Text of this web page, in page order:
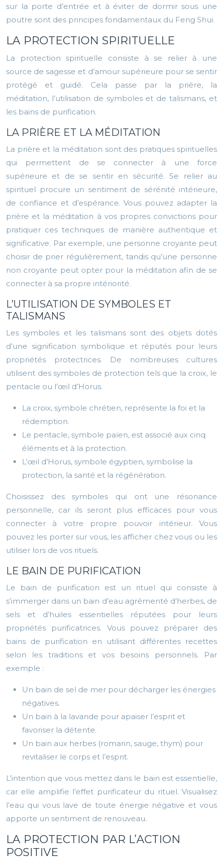
sur la porte d’entrée et à éviter de dormir sous une
poutre sont des principes fondamentaux du Feng Shui.
LA PROTECTION SPIRITUELLE
La protection spirituelle consiste à se relier à une
source de sagesse et d’amour supérieure pour se sentir
protégé et guidé. Cela passe par la prière, la
méditation, l’utilisation de symboles et de talismans, et
les bains de purification.
LA PRIÈRE ET LA MÉDITATION
La prière et la méditation sont des pratiques spirituelles
qui permettent de se connecter à une force
supérieure et de se sentir en sécurité. Se relier au
spirituel procure un sentiment de sérénité intérieure,
de confiance et d’espérance. Vous pouvez adapter la
prière et la méditation à vos propres convictions pour
pratiquer ces techniques de manière authentique et
significative. Par exemple, une personne croyante peut
choisir de prier régulièrement, tandis qu’une personne
non croyante peut opter pour la méditation afin de se
connecter à sa propre intériorité.
L’UTILISATION DE SYMBOLES ET
TALISMANS
Les symboles et les talismans sont des objets dotés
d’une signification symbolique et réputés pour leurs
propriétés protectrices. De nombreuses cultures
utilisent des symboles de protection tels que la croix, le
pentacle ou l’œil d’Horus.
La croix, symbole chrétien, représente la foi et la
rédemption.
Le pentacle, symbole païen, est associé aux cinq
éléments et à la protection.
L’œil d’Horus, symbole égyptien, symbolise la
protection, la santé et la régénération.
Choisissez des symboles qui ont une résonance
personnelle, car ils seront plus efficaces pour vous
connecter à votre propre pouvoir intérieur. Vous
pouvez les porter sur vous, les afficher chez vous ou les
utiliser lors de vos rituels.
LE BAIN DE PURIFICATION
Le bain de purification est un rituel qui consiste à
s’immerger dans un bain d’eau agrémenté d’herbes, de
sels et d’huiles essentielles réputées pour leurs
propriétés purificatrices. Vous pouvez préparer des
bains de purification en utilisant différentes recettes
selon les traditions et vos besoins personnels. Par
exemple :
Un bain de sel de mer pour décharger les énergies
négatives.
Un bain à la lavande pour apaiser l’esprit et
favoriser la détente.
Un bain aux herbes (romarin, sauge, thym) pour
revitaliser le corps et l’esprit.
L’intention que vous mettez dans le bain est essentielle,
car elle amplifie l’effet purificateur du rituel. Visualisez
l’eau qui vous lave de toute énergie négative et vous
apporte un sentiment de renouveau.
LA PROTECTION PAR L’ACTION
POSITIVE